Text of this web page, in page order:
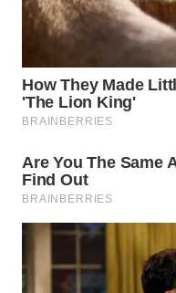
WN
WN
BINTAN
WN
MANDALIKA
LIKUPANG